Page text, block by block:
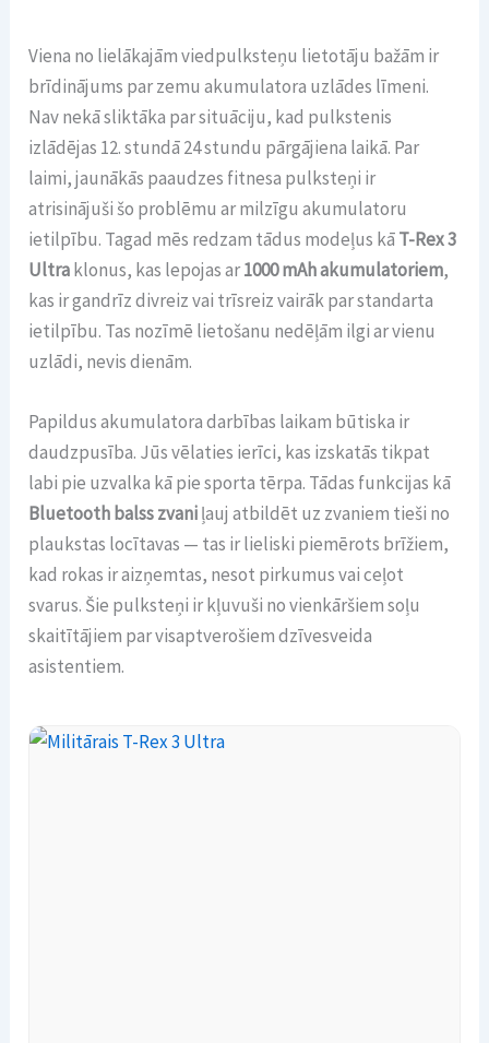
Viena no lielākajām viedpulksteņu lietotāju bažām ir
brīdinājums par zemu akumulatora uzlādes līmeni.
Nav nekā sliktāka par situāciju, kad pulkstenis
izlādējas 12. stundā 24 stundu pārgājiena laikā. Par
laimi, jaunākās paaudzes fitnesa pulksteņi ir
atrisinājuši šo problēmu ar milzīgu akumulatoru
ietilpību. Tagad mēs redzam tādus modeļus kāT-Rex 3
Ultraklonus, kas lepojas ar1000 mAh akumulatoriem,
kas ir gandrīz divreiz vai trīsreiz vairāk par standarta
ietilpību. Tas nozīmē lietošanu nedēļām ilgi ar vienu
uzlādi, nevis dienām.
Papildus akumulatora darbības laikam būtiska ir
daudzpusība. Jūs vēlaties ierīci, kas izskatās tikpat
labi pie uzvalka kā pie sporta tērpa. Tādas funkcijas kā
Bluetooth balss zvaniļauj atbildēt uz zvaniem tieši no
plaukstas locītavas — tas ir lieliski piemērots brīžiem,
kad rokas ir aizņemtas, nesot pirkumus vai ceļot
svarus. Šie pulksteņi ir kļuvuši no vienkāršiem soļu
skaitītājiem par visaptverošiem dzīvesveida
asistentiem.